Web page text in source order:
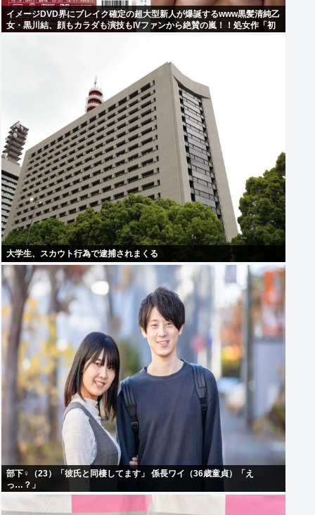
イメージDVD界にブレイク確定の超大型新人が爆誕するwww黒髪清純乙
女・黒川結、顔もカラダも演技もIVファンから絶賛の嵐！！処女作「初
大学生、スカウト行為で逮捕されまくる
部下♀（23）「彼氏と同棲してます」 係長ワイ（36歳童貞）「え
っ…？」